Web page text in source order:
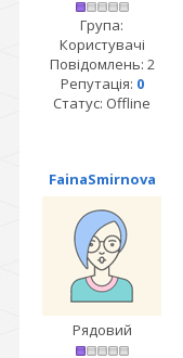
Група:
Користувачі
Повідомлень: 2
Репутація: 0
Статус: Offline
FainaSmirnova
Рядовий